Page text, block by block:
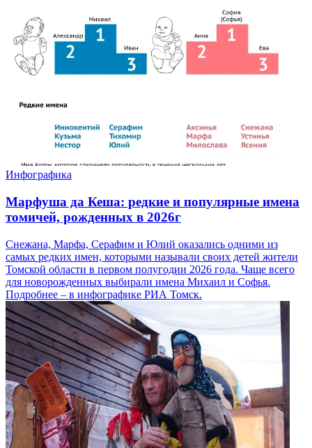
Инфографика
Марфуша да Кеша: редкие и популярные имена
томичей, рожденных в 2026г
Снежана, Марфа, Серафим и Юлий оказались одними из
самых редких имен, которыми называли своих детей жители
Томской области в первом полугодии 2026 года. Чаще всего
для новорожденных выбирали имена Михаил и Софья.
Подробнее – в инфографике РИА Томск.